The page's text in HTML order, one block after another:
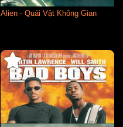
Alien - Quái Vật Không Gian